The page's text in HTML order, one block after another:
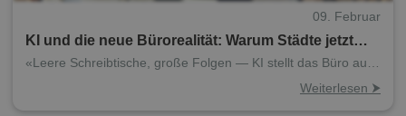
09. Februar
KI und die neue Bürorealität: Warum Städte jetzt
Flächen neu denken müssen
«Leere Schreibtische, große Folgen — KI stellt das Büro auf
Weiterlesen ⮞